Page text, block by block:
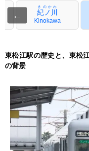
← 紀ノ川
きのかわ
Kinokawa
東松江駅の歴史と、東松
の背景